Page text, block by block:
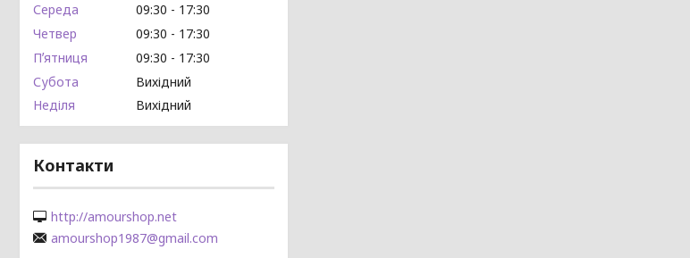
Середа
09:30
17:30
Четвер
09:30
17:30
Пʼятниця
09:30
17:30
Субота
Вихідний
Неділя
Вихідний
Контакти
http://amourshop.net
amourshop1987@gmail.com